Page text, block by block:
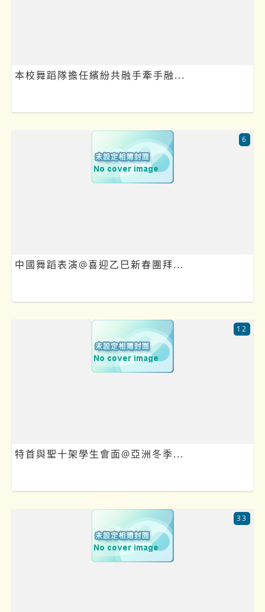
本校舞蹈隊擔任繽紛共融手牽手融...
中國舞蹈表演@喜迎乙巳新春團拜...
6
特首與聖十架學生會面@亞洲冬季...
12
33